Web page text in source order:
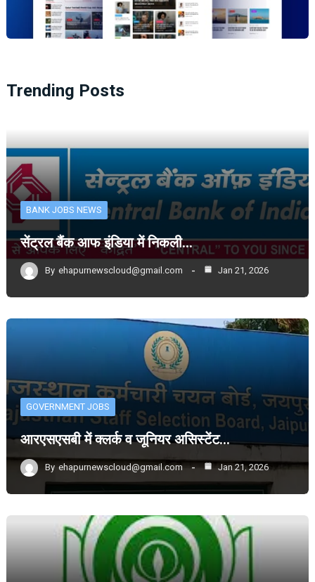
Trending Posts
BANK JOBS NEWS
सेंट्रल बैंक आफ इंडिया में निकली…
By ehapurnewscloud@gmail.com Jan 21, 2026
GOVERNMENT JOBS
आरएसएसबी में क्लर्क व जूनियर असिस्टेंट…
By ehapurnewscloud@gmail.com Jan 21, 2026